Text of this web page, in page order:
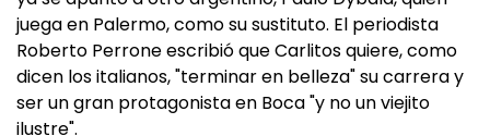
juega en Palermo, como su sustituto. El periodista
Roberto Perrone escribió que Carlitos quiere, como
dicen los italianos, "terminar en belleza" su carrera y
ser un gran protagonista en Boca "y no un viejito
ilustre".